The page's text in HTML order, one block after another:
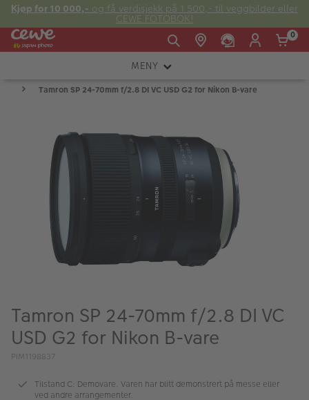
Kjøp for 10 000,- og få verdisjekk på 1 500,- til veggbilder eller
CEWE FOTOBOK!
Fre:
20:00
Søndag: 20:00
E-post:
kundeservice@japanphoto.no
0
MENY
KAMERA
FOTOTILBEHØR
LYS OG STUDIO
ANALOG
KIKKERTER
ALBUM
Kampanjer
Tamron SP 24-70mm f/2.8 DI VC USD G2 for Nikon B-vare
Tamron SP 24-70mm f/2.8 DI VC
USD G2 for Nikon B-vare
PIM1198837
Tilstand C: Demovare. Varen har blitt demonstrert på messe eller
ved andre arrangementer.